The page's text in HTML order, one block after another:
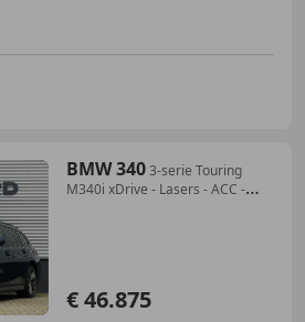
BMW 3403-serie Touring
M340i xDrive - Lasers - ACC -
€ 46.875